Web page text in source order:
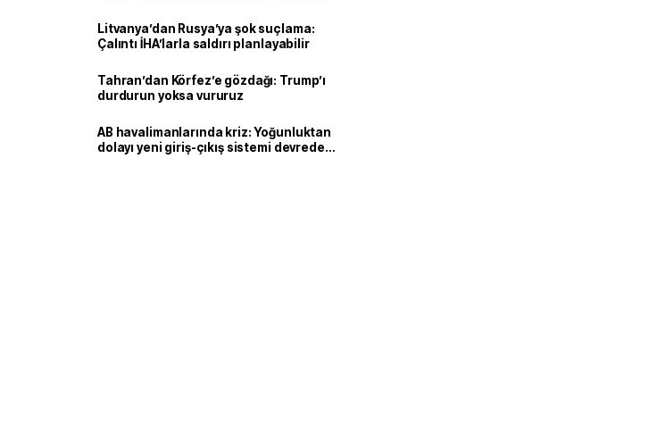
Litvanya’dan Rusya’ya şok suçlama:
Çalıntı İHA’larla saldırı planlayabilir
Tahran’dan Körfez’e gözdağı: Trump’ı
durdurun yoksa vururuz
AB havalimanlarında kriz: Yoğunluktan
dolayı yeni giriş-çıkış sistemi devreden